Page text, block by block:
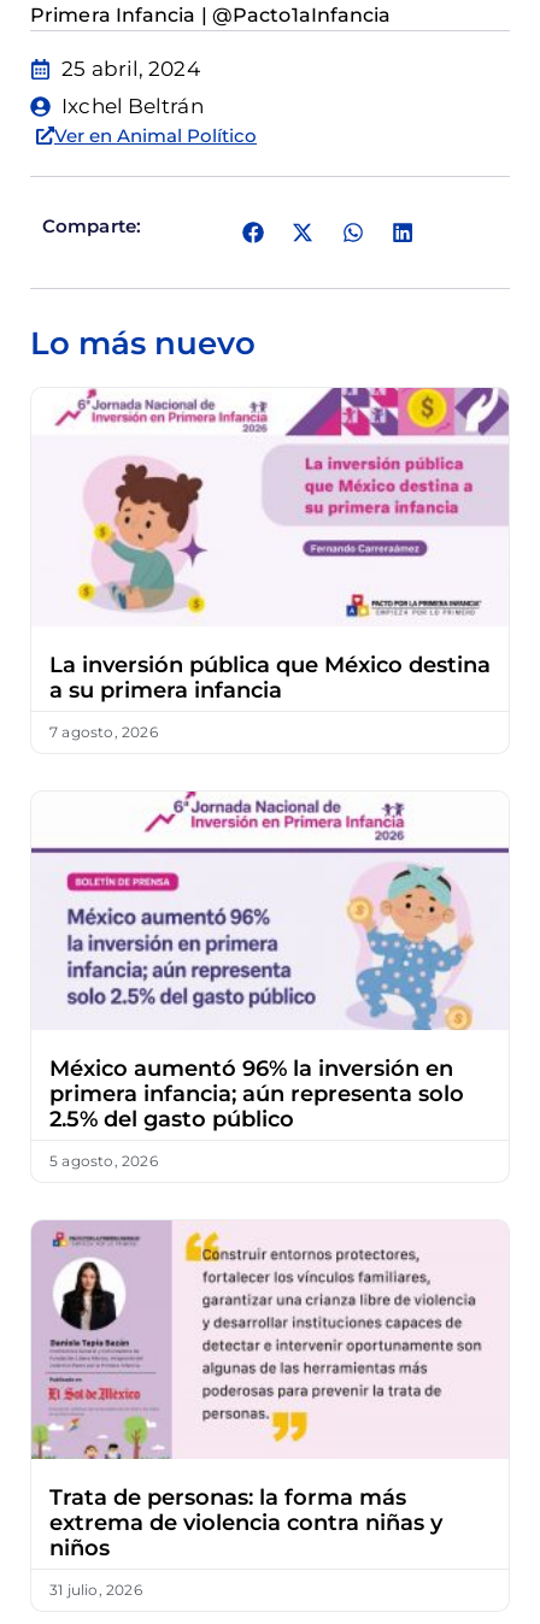
Primera Infancia | @Pacto1aInfancia
25 abril, 2024
Ixchel Beltrán
Ver en Animal Político
Comparte:
Lo más nuevo
La inversión pública que México destina
a su primera infancia
7 agosto, 2026
México aumentó 96% la inversión en
primera infancia; aún representa solo
2.5% del gasto público
5 agosto, 2026
Trata de personas: la forma más
extrema de violencia contra niñas y
niños
31 julio, 2026